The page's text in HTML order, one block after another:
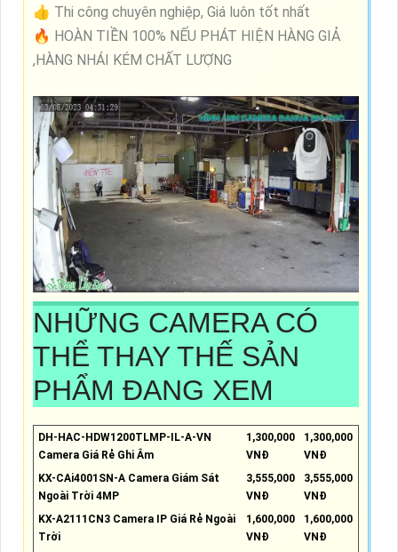
👍 Thi công chuyên nghiệp, Giá luôn tốt nhất
🔥 HOÀN TIỀN 100% NẾU PHÁT HIỆN HÀNG GIẢ
,HÀNG NHÁI KÉM CHẤT LƯỢNG
NHỮNG CAMERA CÓ
THỂ THAY THẾ SẢN
PHẨM ĐANG XEM
DH-HAC-HDW1200TLMP-IL-A-VN
Camera Giá Rẻ Ghi Âm
1,300,000
VNĐ
1,300,000
VNĐ
KX-CAi4001SN-A Camera Giám Sát
Ngoài Trời 4MP
3,555,000
VNĐ
3,555,000
VNĐ
KX-A2111CN3 Camera IP Giá Rẻ Ngoài
Trời
1,600,000
VNĐ
1,600,000
VNĐ